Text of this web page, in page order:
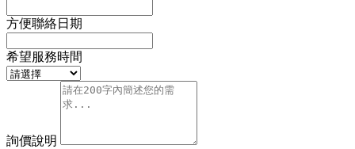
方便聯絡日期
希望服務時間
詢價說明